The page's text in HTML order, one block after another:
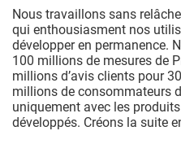
Nous travaillons sans
qui enthousiasment nos
développer en permanence.
100 millions de mesures de
millions d’avis clients pour
millions de consommateurs
uniquement avec les
développés. Créons la suite